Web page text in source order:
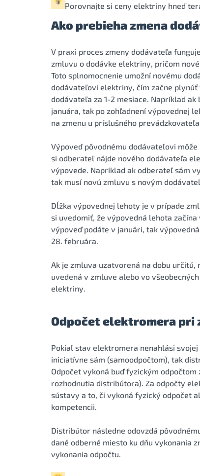
Porovnajte si ceny elektriny hneď
Ako prebieha zmena
V praxi proces zmeny dodávateľa
zmluvu o dodávke elektriny, pričom
Toto splnomocnenie umožní novému
dodávateľovi elektriny, čím začne
dodávateľa za 1-2 mesiace. Napríklad
januára, tak po zohľadnení výpovednej
na zmenu u príslušného
Výpoveď pôvodnému dodávateľovi
si odberateľ nájde nového dodávateľa
výpovede. Napríklad ak odberateľ sám
tak musí novú zmluvu s novým
Dĺžka výpovednej lehoty je v prípade
si uvedomiť, že výpovedná lehota začína
výpoveď podáte v januári, tak
28. februára.
Ak je zmluva uzatvorená na dobu
uvedená v zmluve alebo vo
elektriny.
Odpočet elektromera
Pokiaľ stav elektromera nenahlási
iniciatívne sám (samoodpočtom), tak
Odpočet vykoná buď fyzickým
rozhodnutia distribútora). Za odpočty
sústavy a to, či vykoná fyzický odpočet
kompetencii.
Distribútor následne odovzdá
dané odberné miesto ku dňu vykonania
vykonania odpočtu.